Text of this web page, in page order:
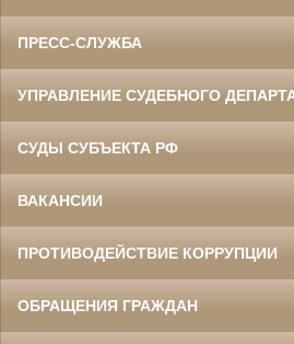
ПРЕСС-СЛУЖБА
УПРАВЛЕНИЕ СУДЕБНОГО
СУДЫ СУБЪЕКТА РФ
ВАКАНСИИ
ПРОТИВОДЕЙСТВИЕ КОРРУПЦИИ
ОБРАЩЕНИЯ ГРАЖДАН